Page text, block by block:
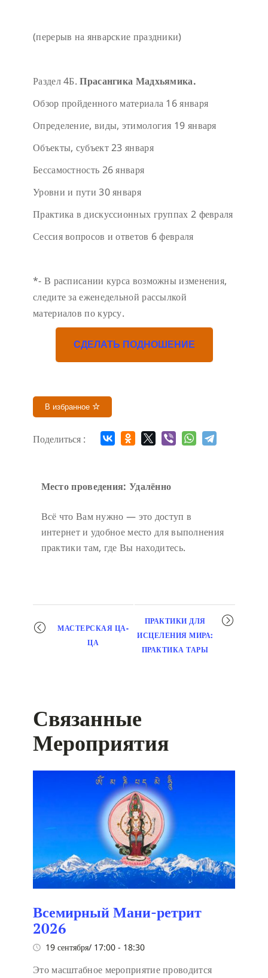
(перерыв на январские праздники)
Раздел 4Б.Прасангика Мадхьямика.
Обзор пройденного материала 16 января
Определение, виды, этимология 19 января
Объекты, субъект23 января
Бессамостность 26 января
Уровни и пути 30 января
Практика в дискуссионных группах 2 февраля
Сессия вопросов и ответов 6 февраля
*- В расписании курса возможны изменения,
следите за еженедельной рассылкой
материалов по курсу.
СДЕЛАТЬ ПОДНОШЕНИЕ
В избранное
Поделиться :
Место проведения: Удалённо
Всё что Вам нужно — это доступ в
интернет и удобное место для выполнения
практики там, где Вы находитесь.
Мероприятие
навигация
МАСТЕРСКАЯ ЦА-
ЦА
ПРАКТИКИ ДЛЯ
ИСЦЕЛЕНИЯ МИРА:
ПРАКТИКА ТАРЫ
Связанные
Мероприятия
Всемирный Мани-ретрит
2026
19 сентября/ 17:00 - 18:30
Это масштабное мероприятие проводится